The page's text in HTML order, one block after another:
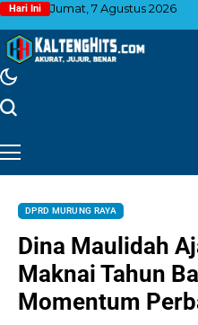
Hari Ini Jumat, 7 Agustus 2026
DPRD MURUNG RAYA
Dina Maulidah
Maknai Tahun
Momentum